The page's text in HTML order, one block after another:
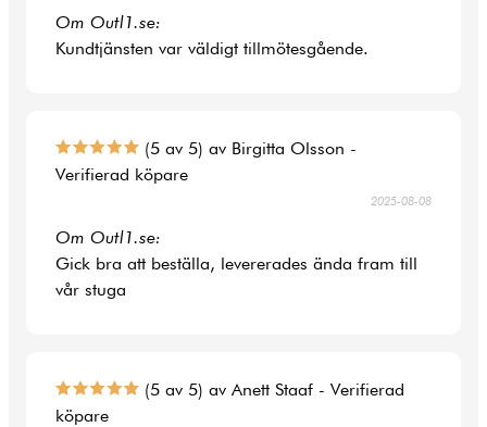
Om Outl1.se:
Kundtjänsten var väldigt tillmötesgående.
(5 av 5) av Birgitta Olsson -
Verifierad köpare
2025-08-08
Om Outl1.se:
Gick bra att beställa, levererades ända fram till
vår stuga
(5 av 5) av Anett Staaf - Verifierad
köpare